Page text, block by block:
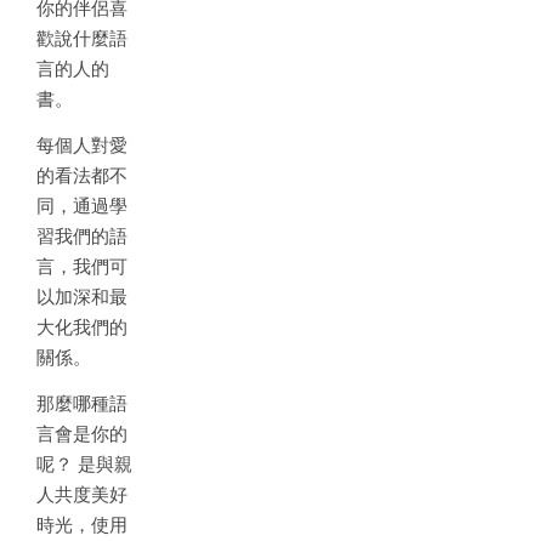
你的伴侶喜
歡說什麼語
言的人的
書。
每個人對愛
的看法都不
同，通過學
習我們的語
言，我們可
以加深和最
大化我們的
關係。
那麼哪種語
言會是你的
呢？ 是與親
人共度美好
時光，使用